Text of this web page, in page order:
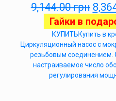
9,144.00грн
Гайки в
КУПИТЬКупить в
Циркуляционный насос с
резьбовым соединением.
настраиваемое число
регулирования